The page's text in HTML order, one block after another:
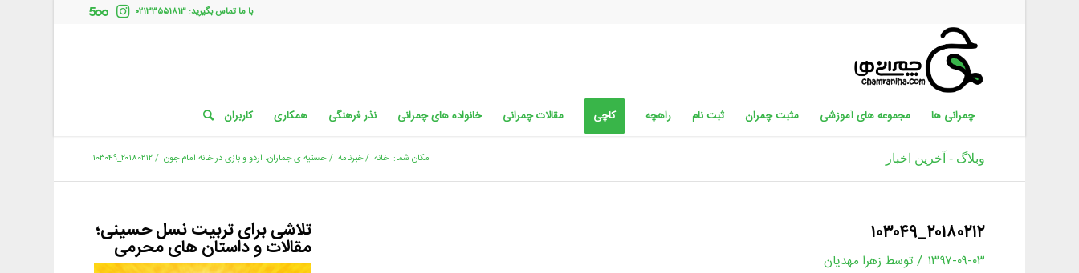
با ما تماس بگیرید: ۰۲۱۳۳۵۵۱۸۱۳
چمرانی ها مجموعه های آموزشی مثبت چمران ثبت نام راهچه کاچی مقالات چمرانی خانواده های چمرانی نذر فرهنگی همکاری کاربران
وبلاگ - آخرین اخبار مکان شما: خانه /خبرنامه /حسنیه ی جماران، اردو و بازی در خانه امام جون /۲۰۱۸۰۲۱۲_۱۰۳۰۴۹
۲۰۱۸۰۲۱۲_۱۰۳۰۴۹
۱۳۹۷-۰۹-۰۳ / توسط زهرا مهدیان
تلاشی برای تربیت نسل حسینی؛
مقالات و داستان های محرمی